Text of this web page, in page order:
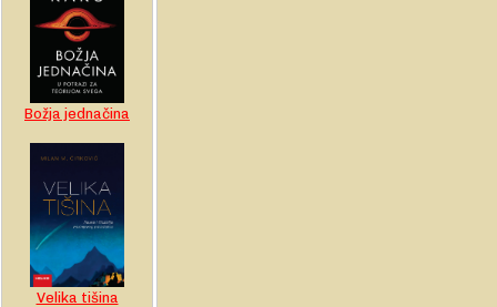
Božja jednačina
Velika tišina